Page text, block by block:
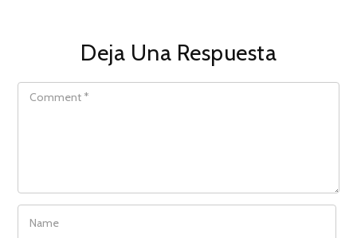
Deja Una Respuesta
COMMENT
NAME